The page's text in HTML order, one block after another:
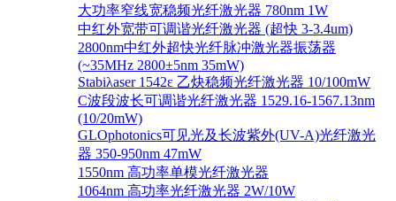
大功率窄线宽稳频光纤激光器 780nm 1W
中红外宽带可调谐光纤激光器 (超快 3-3.4um)
2800nm中红外超快光纤脉冲激光器振荡器
(~35MHz 2800±5nm 35mW)
Stabiλaser 1542ε 乙炔稳频光纤激光器 10/100mW
C波段波长可调谐光纤激光器 1529.16-1567.13nm
(10/20mW)
GLOphotonics可见光及长波紫外(UV-A)光纤激光
器 350-950nm 47mW
1550nm 高功率单模光纤激光器
1064nm 高功率光纤激光器 2W/10W